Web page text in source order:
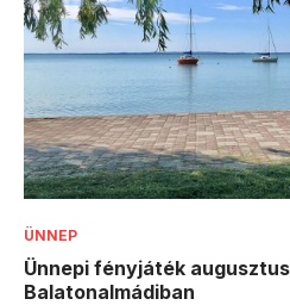
ÜNNEP
Ünnepi fényjáték
Balatonalmádiban